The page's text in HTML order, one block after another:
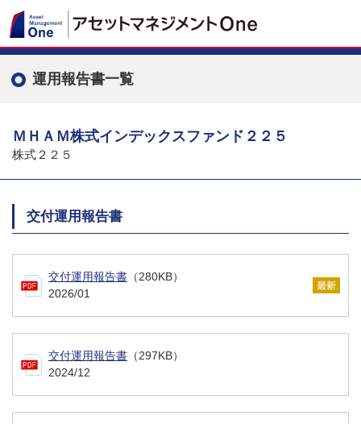
運用報告書一覧
ＭＨＡＭ株式インデックスファンド２２５
株式２２５
交付運用報告書
交付運用報告書 （280KB）
2026/01
交付運用報告書 （297KB）
2024/12